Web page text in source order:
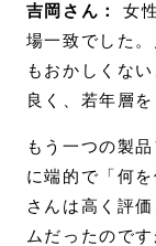
吉岡さん：
女
場一致でした
もおかしくな
良く、若年層
もう一つの製
に端的で「何
さんは高く評
ムだったので